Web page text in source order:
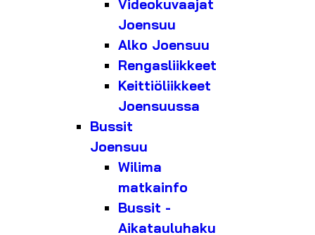
Videokuvaajat
Joensuu
Alko Joensuu
Rengasliikkeet
Keittiöliikkeet
Joensuussa
Bussit
Joensuu
Wilima
matkainfo
Bussit -
Aikatauluhaku